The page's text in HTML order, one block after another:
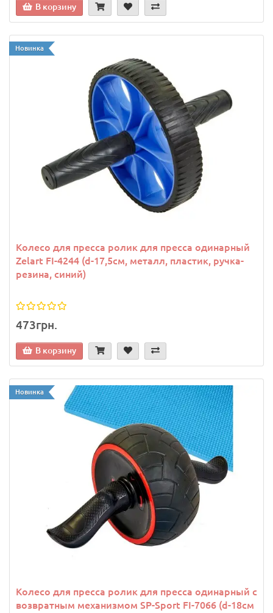
В корзину
Новинка
Колесо для пресса ролик для пресса одинарный
Zelart FI-4244 (d-17,5см, металл, пластик, ручка-
резина, синий)
473грн.
В корзину
Новинка
Колесо для пресса ролик для пресса одинарный с
возвратным механизмом SP-Sport FI-7066 (d-18см